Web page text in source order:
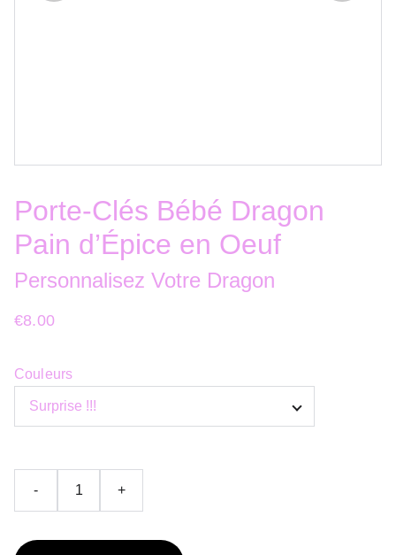
Porte-Clés Bébé Dragon
Pain d’Épice en Oeuf
Personnalisez Votre Dragon
€8.00
Couleurs
- +